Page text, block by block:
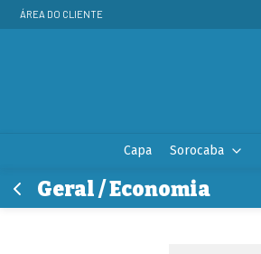
ÁREA DO CLIENTE
Capa Sorocaba
Geral / Economia